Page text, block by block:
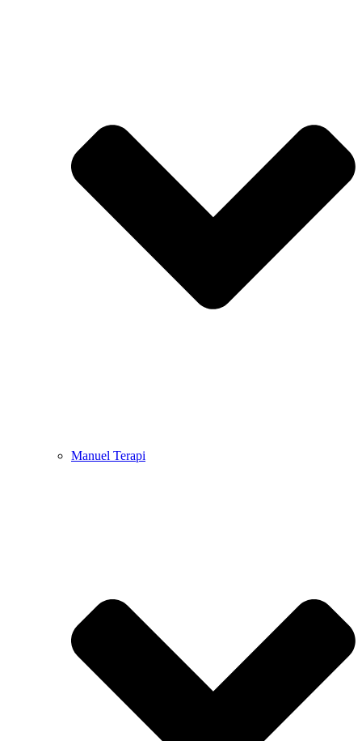
Manuel Terapi